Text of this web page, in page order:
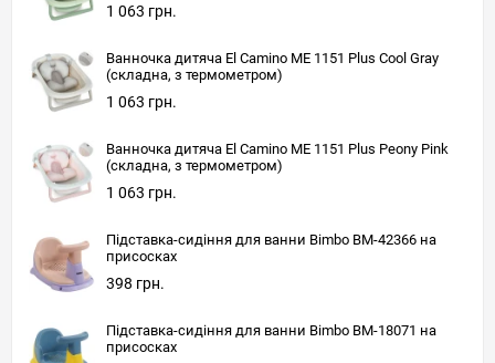
1 063 грн.
Ванночка дитяча El Camino ME 1151 Plus Cool Gray
(складна, з термометром)
1 063 грн.
Ванночка дитяча El Camino ME 1151 Plus Peony Pink
(складна, з термометром)
1 063 грн.
Підставка-сидіння для ванни Bimbo BM-42366 на
присосках
398 грн.
Підставка-сидіння для ванни Bimbo BM-18071 на
присосках